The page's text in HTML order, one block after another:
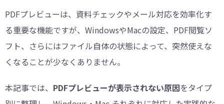
PDFプレビューは、資料チェックやメール対応を効率化す
る重要な機能ですが、WindowsやMacの設定、PDF閲覧ソ
フト、さらにはファイル自体の状態によって、突然使えな
くなることが少なくありません。
本記事では、 PDFプレビューが表示されない原因をタイプ